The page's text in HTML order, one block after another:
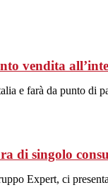
vendita
e farà da punto di
di singolo
Expert, ci